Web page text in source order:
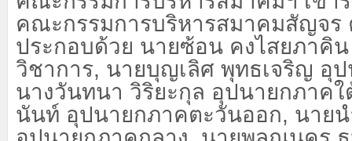
คณะกรรมการบริหารสมาคมสัญจร
ประกอบด้วย นายซ้อน คงไสยภาคิ
วิชาการ, นายบุญเลิศ พุทธเจริญ อุ
นางวันทนา วิริยะกุล อุปนายกภาค
นันท์ อุปนายกภาคตะวันออก, นาย